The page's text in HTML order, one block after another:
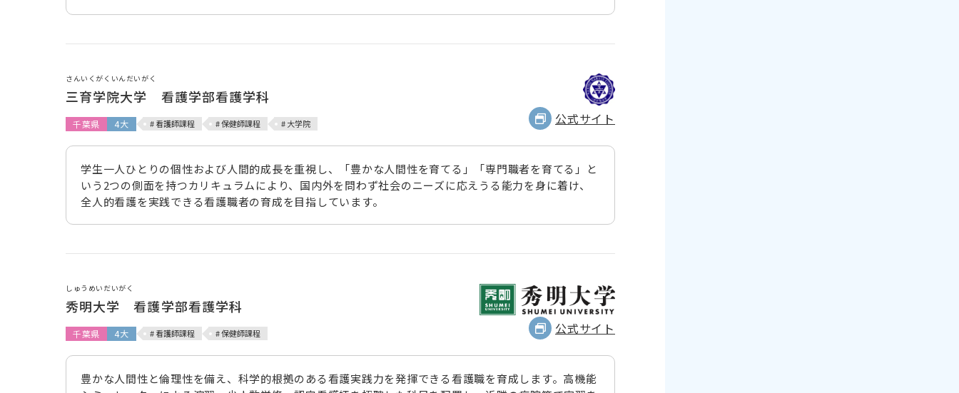
さんいくがくいんだいがく
三育学院大学 看護学部看護学科
千葉県 4大 # 看護師課程 # 保健師課程 # 大学院 公式サイト
学生一人ひとりの個性および人間的成長を重視し、「豊かな人間性を育てる」「専門職者を育てる」と
いう2つの側面を持つカリキュラムにより、国内外を問わず社会のニーズに応えうる能力を身に着け、
全人的看護を実践できる看護職者の育成を目指しています。
しゅうめいだいがく
秀明大学 看護学部看護学科
千葉県 4大 # 看護師課程 # 保健師課程 公式サイト
豊かな人間性と倫理性を備え、科学的根拠のある看護実践力を発揮できる看護職を育成します。高機能